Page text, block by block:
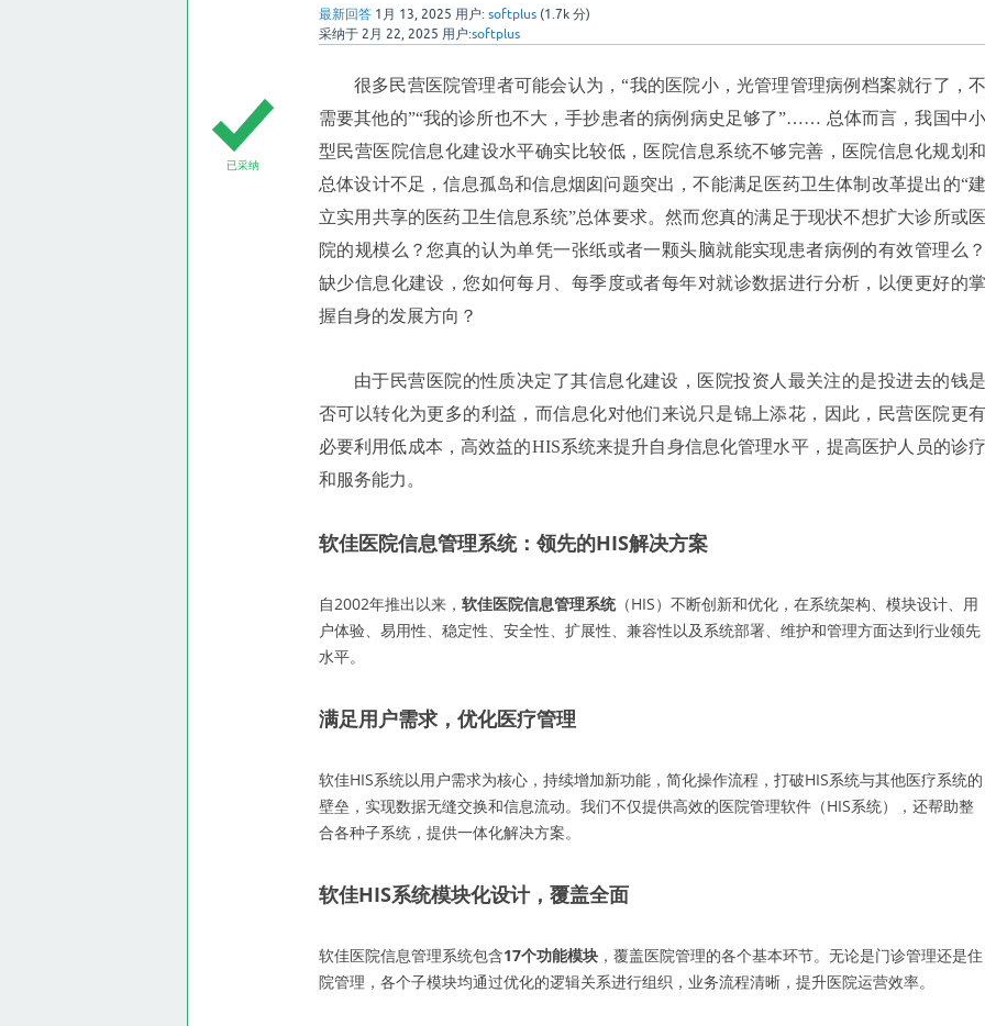
最新回答 1月 13, 2025 用户: softplus (1.7k分)
采纳于 2月 22, 2025 用户:softplus
已采纳
很多民营医院管理者可能会认为，“我的医院小，光管理管理病例档案就行了，不
需要其他的”“我的诊所也不大，手抄患者的病例病史足够了”…… 总体而言，我国中小
型民营医院信息化建设水平确实比较低，医院信息系统不够完善，医院信息化规划和
总体设计不足，信息孤岛和信息烟囱问题突出，不能满足医药卫生体制改革提出的“建
立实用共享的医药卫生信息系统”总体要求。然而您真的满足于现状不想扩大诊所或医
院的规模么？您真的认为单凭一张纸或者一颗头脑就能实现患者病例的有效管理么？
缺少信息化建设，您如何每月、每季度或者每年对就诊数据进行分析，以便更好的掌
握自身的发展方向？
由于民营医院的性质决定了其信息化建设，医院投资人最关注的是投进去的钱是
否可以转化为更多的利益，而信息化对他们来说只是锦上添花，因此，民营医院更有
必要利用低成本，高效益的HIS系统来提升自身信息化管理水平，提高医护人员的诊疗
和服务能力。
软佳医院信息管理系统：领先的HIS解决方案
自2002年推出以来， 软佳医院信息管理系统（HIS）不断创新和优化，在系统架构、模块设计、用
户体验、易用性、稳定性、安全性、扩展性、兼容性以及系统部署、维护和管理方面达到行业领先
水平。
满足用户需求，优化医疗管理
软佳HIS系统以用户需求为核心，持续增加新功能，简化操作流程，打破HIS系统与其他医疗系统的
壁垒，实现数据无缝交换和信息流动。我们不仅提供高效的医院管理软件（HIS系统），还帮助整
合各种子系统，提供一体化解决方案。
软佳HIS系统模块化设计，覆盖全面
软佳医院信息管理系统包含17个功能模块，覆盖医院管理的各个基本环节。无论是门诊管理还是住
院管理，各个子模块均通过优化的逻辑关系进行组织，业务流程清晰，提升医院运营效率。